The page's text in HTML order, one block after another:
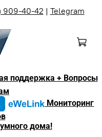
909-40-42 | Telegram
поддержка + Вопросы
Мониторинг
дома!